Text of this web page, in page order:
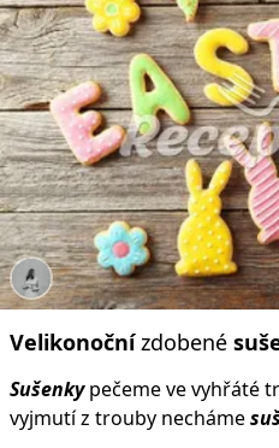
Velikonočnízdobené
Sušenkypečeme ve vyhřáté
vyjmutí z trouby necháme